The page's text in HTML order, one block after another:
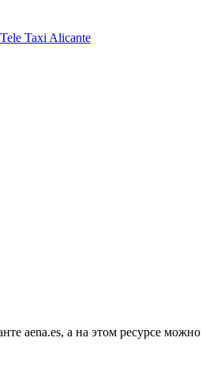
Taxi Alicante
aena.es, а на этом ресурсе